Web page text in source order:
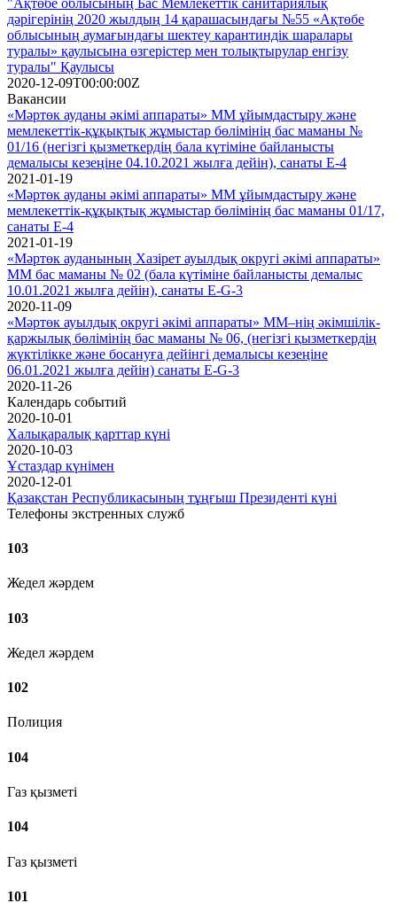
дәрігерінің 2020 жылдың 14 қарашасындағы №55 «Ақтөбе
облысының аумағындағы шектеу карантиндік шаралары
туралы» қаулысына өзгерістер мен толықтырулар енгізу
туралы" Қаулысы
2020-12-09T00:00:00Z
Вакансии
«Мәртөк ауданы әкімі аппараты» ММ ұйымдастыру және
мемлекеттік-құқықтық жұмыстар бөлімінің бас маманы №
01/16 (негізгі қызметкердің бала күтіміне байланысты
демалысы кезеңіне 04.10.2021 жылға дейін), санаты Е-4
2021-01-19
«Мәртөк ауданы әкімі аппараты» ММ ұйымдастыру және
мемлекеттік-құқықтық жұмыстар бөлімінің бас маманы 01/17,
санаты Е-4
2021-01-19
«Мәртөк ауданының Хазірет ауылдық округі әкімі аппараты»
ММ бас маманы № 02 (бала күтіміне байланысты демалыс
10.01.2021 жылға дейін), санаты E-G-3
2020-11-09
«Мәртөк ауылдық округі әкімі аппараты» ММ–нің әкімшілік-
қаржылық бөлімінің бас маманы № 06, (негізгі қызметкердің
жүктілікке және босануға дейінгі демалысы кезеңіне
06.01.2021 жылға дейін) санаты Е-G-3
2020-11-26
Календарь событий
2020-10-01
Халықаралық қарттар күні
2020-10-03
Ұстаздар күнімен
2020-12-01
Қазақстан Республикасының тұңғыш Президенті күні
Телефоны экстренных служб
103
Жедел жәрдем
103
Жедел жәрдем
102
Полиция
104
Газ қызметі
104
Газ қызметі
101